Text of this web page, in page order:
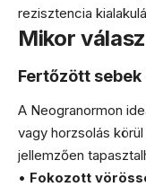
rezisztencia
Mikor
Fertőzött
A Neogranormon
vagy horzsolás
jellemzően
• Fokozott